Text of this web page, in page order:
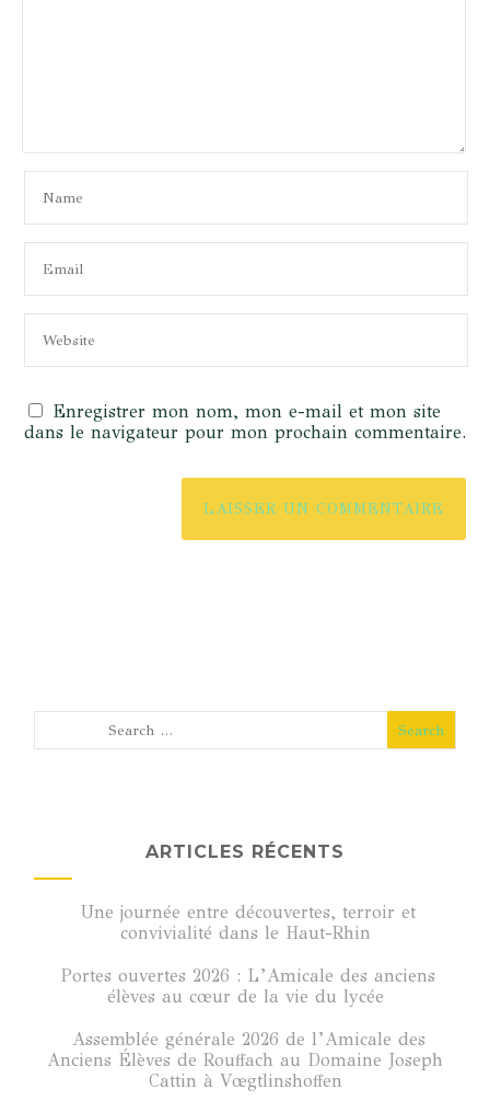
Enregistrer mon nom, mon e-mail et mon site
dans le navigateur pour mon prochain commentaire.
ARTICLES RÉCENTS
Une journée entre découvertes, terroir et
convivialité dans le Haut-Rhin
Portes ouvertes 2026 : L’Amicale des anciens
élèves au cœur de la vie du lycée
Assemblée générale 2026 de l’Amicale des
Anciens Élèves de Rouffach au Domaine Joseph
Cattin à Vœgtlinshoffen